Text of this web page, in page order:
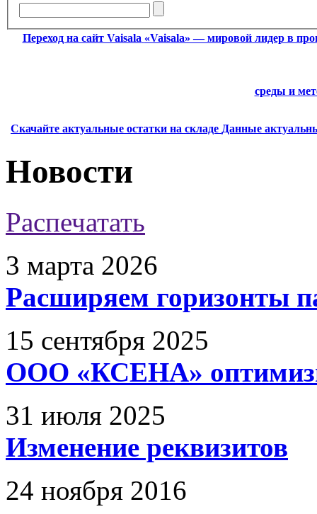
Переход на сайт Vaisala «Vaisala» — мировой лидер в
среды и
Скачайте актуальные остатки на складе Данные
Новости
Распечатать
3 марта 2026
Расширяем горизонты
15 сентября 2025
ООО «КСЕНА»
31 июля 2025
Изменение реквизитов
24 ноября 2016